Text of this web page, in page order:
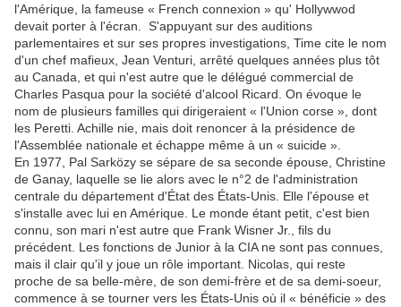
l'Amérique, la fameuse « French connexion » qu' Hollywwod
devait porter à l'écran. S'appuyant sur des auditions
parlementaires et sur ses propres investigations, Time cite le nom
d'un chef mafieux, Jean Venturi, arrêté quelques années plus tôt
au Canada, et qui n'est autre que le délégué commercial de
Charles Pasqua pour la société d'alcool Ricard. On évoque le
nom de plusieurs familles qui dirigeraient « l'Union corse », dont
les Peretti. Achille nie, mais doit renoncer à la présidence de
l'Assemblée nationale et échappe même à un « suicide ».
En 1977, Pal Sarközy se sépare de sa seconde épouse, Christine
de Ganay, laquelle se lie alors avec le n°2 de l'administration
centrale du département d'État des États-Unis. Elle l'épouse et
s'installe avec lui en Amérique. Le monde étant petit, c'est bien
connu, son mari n'est autre que Frank Wisner Jr., fils du
précédent. Les fonctions de Junior à la CIA ne sont pas connues,
mais il clair qu'il y joue un rôle important. Nicolas, qui reste
proche de sa belle-mère, de son demi-frère et de sa demi-soeur,
commence à se tourner vers les États-Unis où il « bénéficie » des